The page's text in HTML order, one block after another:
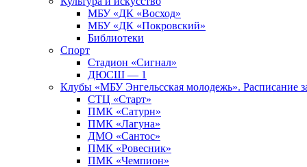
МБУ «ДК «Восход»
МБУ «ДК «Покровский»
Библиотеки
Спорт
Стадион «Сигнал»
ДЮСШ — 1
Клубы «МБУ Энгельсская молодежь». Расписание
СТЦ «Старт»
ПМК «Сатурн»
ПМК «Лагуна»
ДМО «Сантос»
ПМК «Ровесник»
ПМК «Чемпион»